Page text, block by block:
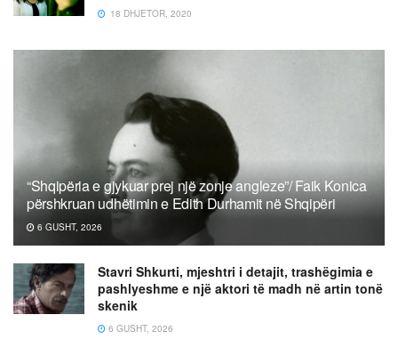
18 DHJETOR, 2020
“Shqipëria e gjykuar prej një zonje angleze”/ Faik Konica
përshkruan udhëtimin e Edith Durhamit në Shqipëri
6 GUSHT, 2026
Stavri Shkurti, mjeshtri i detajit, trashëgimia e
pashlyeshme e një aktori të madh në artin tonë
skenik
6 GUSHT, 2026